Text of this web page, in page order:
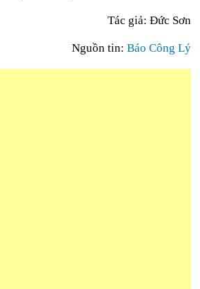
Tác giả: Đức Sơn
Nguồn tin: Báo Công Lý